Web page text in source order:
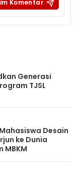
Generasi
TJSL
Desain
ke Dunia
MBKM